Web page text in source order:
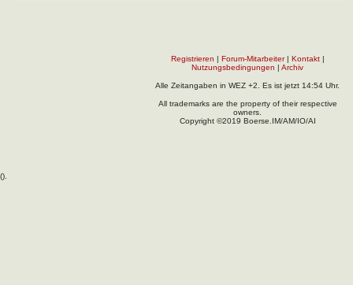
Registrieren | Forum-Mitarbeiter| Kontakt|
Nutzungsbedingungen | Archiv
Alle Zeitangaben in WEZ +2. Es ist jetzt 14:54 Uhr.
All trademarks are the property of their respective
owners.
Copyright ©2019 Boerse.IM/AM/IO/AI
().